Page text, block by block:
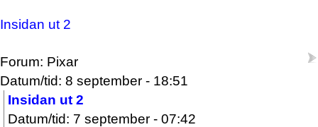
Insidan ut 2
Forum: Pixar
Datum/tid: 8 september - 18:51
Insidan ut 2
Datum/tid: 7 september - 07:42